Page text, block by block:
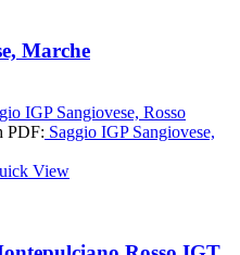
Marche
IGP Sangiovese, Rosso
PDF: Saggio IGP Sangiovese,
View